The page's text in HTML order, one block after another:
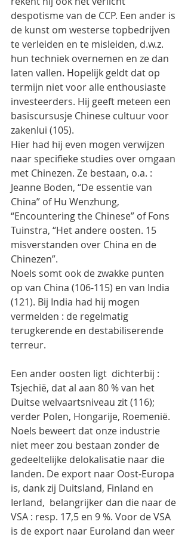
despotisme van de CCP. Een ander is
de kunst om westerse topbedrijven
te verleiden en te misleiden, d.w.z.
hun techniek overnemen en ze dan
laten vallen. Hopelijk geldt dat op
termijn niet voor alle enthousiaste
investeerders. Hij geeft meteen een
basiscursusje Chinese cultuur voor
zakenlui (105).
Hier had hij even mogen verwijzen
naar specifieke studies over omgaan
met Chinezen. Ze bestaan, o.a. :
Jeanne Boden, “De essentie van
China” of Hu Wenzhung,
“Encountering the Chinese” of Fons
Tuinstra, “Het andere oosten. 15
misverstanden over China en de
Chinezen”.
Noels somt ook de zwakke punten
op van China (106-115) en van India
(121). Bij India had hij mogen
vermelden : de regelmatig
terugkerende en destabiliserende
terreur.
Een ander oosten ligt  dichterbij :
Tsjechië, dat al aan 80 % van het
Duitse welvaartsniveau zit (116);
verder Polen, Hongarije, Roemenië.
Noels beweert dat onze industrie
niet meer zou bestaan zonder de
gedeeltelijke delokalisatie naar die
landen. De export naar Oost-Europa
is, dank zij Duitsland, Finland en
Ierland,  belangrijker dan die naar de
VSA : resp. 17,5 en 9 %. Voor de VSA
is de export naar Euroland dan weer